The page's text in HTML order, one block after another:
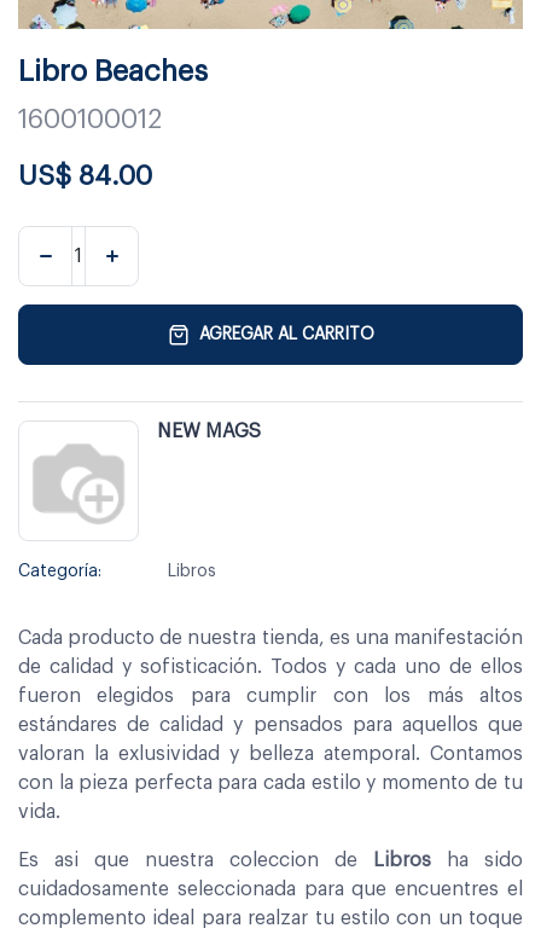
Libro Beaches
1600100012
US$ 84.00
AGREGAR AL CARRITO
NEW MAGS
Categoría: Libros
Cada producto de nuestra tienda, es una manifestación
de calidad y sofisticación. Todos y cada uno de ellos
fueron elegidos para cumplir con los más altos
estándares de calidad y pensados para aquellos que
valoran la exlusividad y belleza atemporal. Contamos
con la pieza perfecta para cada estilo y momento de tu
vida.
Es asi que nuestra coleccion de Libros ha sido
cuidadosamente seleccionada para que encuentres el
complemento ideal para realzar tu estilo con un toque